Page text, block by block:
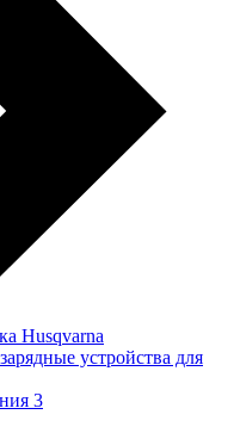
Husqvarna
устройства для
3